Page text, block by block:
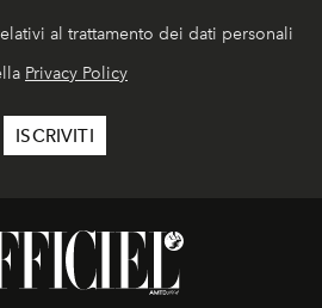
al trattamento dei dati personali
Privacy Policy